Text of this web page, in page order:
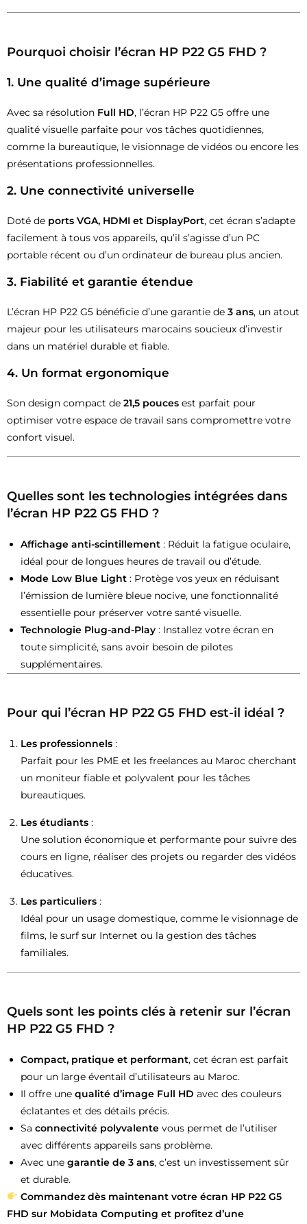
Pourquoi choisir l’écran HP P22 G5 FHD ?
1. Une qualité d’image supérieure
Avec sa résolution Full HD, l’écran HP P22 G5 offre une
qualité visuelle parfaite pour vos tâches quotidiennes,
comme la bureautique, le visionnage de vidéos ou encore les
présentations professionnelles.
2. Une connectivité universelle
Doté de ports VGA, HDMI et DisplayPort, cet écran s’adapte
facilement à tous vos appareils, qu’il s’agisse d’un PC
portable récent ou d’un ordinateur de bureau plus ancien.
3. Fiabilité et garantie étendue
L’écran HP P22 G5 bénéficie d’une garantie de 3 ans, un atout
majeur pour les utilisateurs marocains soucieux d’investir
dans un matériel durable et fiable.
4. Un format ergonomique
Son design compact de 21,5 pouces est parfait pour
optimiser votre espace de travail sans compromettre votre
confort visuel.
Quelles sont les technologies intégrées dans
l’écran HP P22 G5 FHD ?
Affichage anti-scintillement : Réduit la fatigue oculaire,
idéal pour de longues heures de travail ou d’étude.
Mode Low Blue Light : Protège vos yeux en réduisant
l’émission de lumière bleue nocive, une fonctionnalité
essentielle pour préserver votre santé visuelle.
Technologie Plug-and-Play : Installez votre écran en
toute simplicité, sans avoir besoin de pilotes
supplémentaires.
Pour qui l’écran HP P22 G5 FHD est-il idéal ?
Les professionnels :
Parfait pour les PME et les freelances au Maroc cherchant
un moniteur fiable et polyvalent pour les tâches
bureautiques.
Les étudiants :
Une solution économique et performante pour suivre des
cours en ligne, réaliser des projets ou regarder des vidéos
éducatives.
Les particuliers :
Idéal pour un usage domestique, comme le visionnage de
films, le surf sur Internet ou la gestion des tâches
familiales.
Quels sont les points clés à retenir sur l’écran
HP P22 G5 FHD ?
Compact, pratique et performant, cet écran est parfait
pour un large éventail d’utilisateurs au Maroc.
Il offre une qualité d’image Full HD avec des couleurs
éclatantes et des détails précis.
Sa connectivité polyvalente vous permet de l’utiliser
avec différents appareils sans problème.
Avec une garantie de 3 ans, c’est un investissement sûr
et durable.
Commandez dès maintenant votre écran HP P22 G5
FHD sur Mobidata Computing et profitez d’une